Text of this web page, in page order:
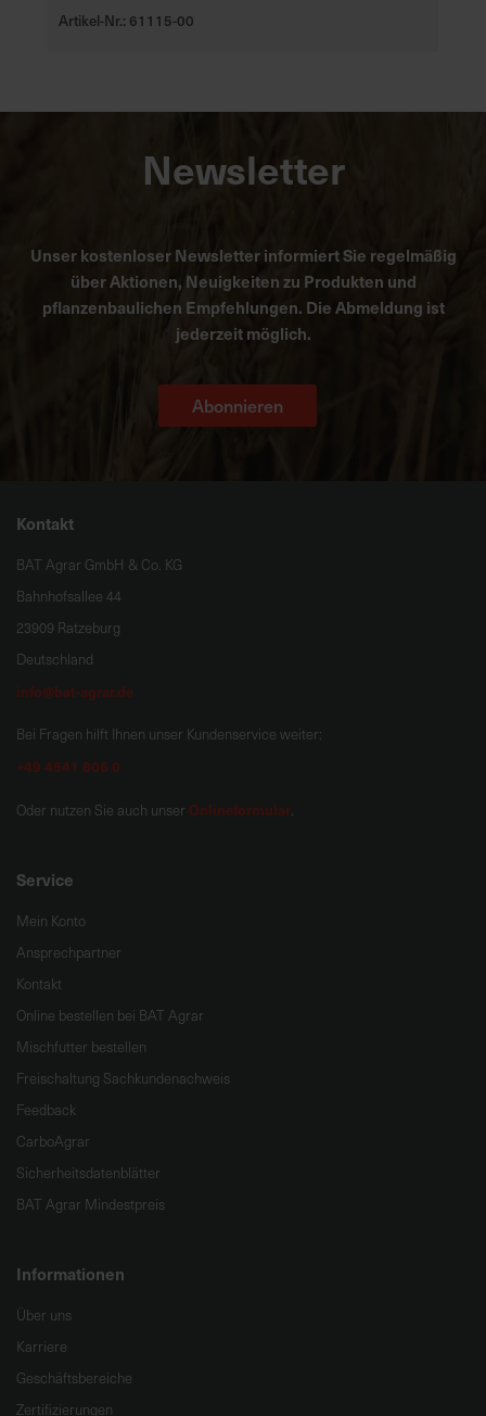
Artikel-Nr.: 61115-00
Newsletter
Unser kostenloser Newsletter informiert Sie regelmäßig
über Aktionen, Neuigkeiten zu Produkten und
pflanzenbaulichen Empfehlungen. Die Abmeldung ist
jederzeit möglich.
Abonnieren
Kontakt
BAT Agrar GmbH & Co. KG
Bahnhofsallee 44
23909 Ratzeburg
Deutschland
info@bat-agrar.de
Bei Fragen hilft Ihnen unser Kundenservice weiter:
+49 4541 806 0
Oder nutzen Sie auch unser Onlineformular.
Service
Mein Konto
Ansprechpartner
Kontakt
Online bestellen bei BAT Agrar
Mischfutter bestellen
Freischaltung Sachkundenachweis
Feedback
CarboAgrar
Sicherheitsdatenblätter
BAT Agrar Mindestpreis
Informationen
Über uns
Karriere
Geschäftsbereiche
Zertifizierungen